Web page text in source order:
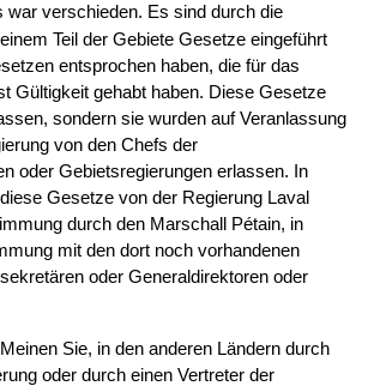
verschieden. Es sind durch die
Teil der Gebiete Gesetze eingeführt
entsprochen haben, die für das
Gültigkeit gehabt haben. Diese Gesetze
sondern sie wurden auf Veranlassung
von den Chefs der
oder Gebietsregierungen erlassen. In
Gesetze von der Regierung Laval
durch den Marschall Pétain, in
mit den dort noch vorhandenen
oder Generaldirektoren oder
Sie, in den anderen Ländern durch
oder durch einen Vertreter der